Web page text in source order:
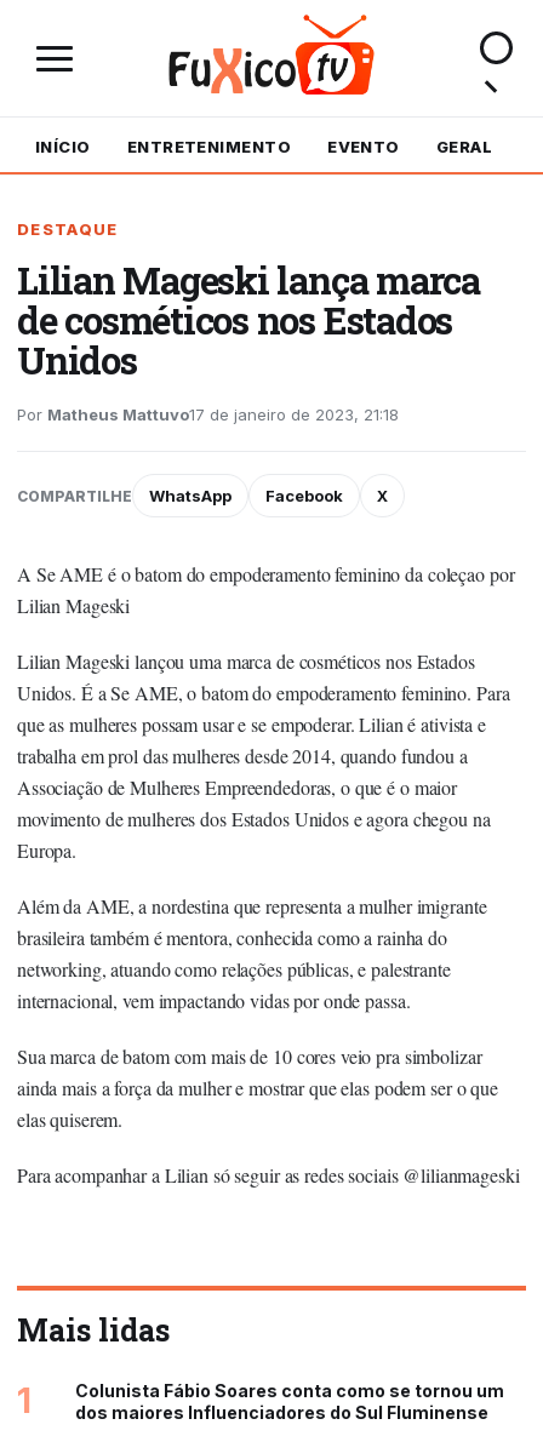
INÍCIO ENTRETENIMENTO EVENTO GERAL
DESTAQUE
Lilian Mageski lança marca
de cosméticos nos Estados
Unidos
Por Matheus Mattuvo17 de janeiro de 2023, 21:18
COMPARTILHE WhatsApp Facebook X
A Se AME é o batom do empoderamento feminino da coleçao por
Lilian Mageski
Lilian Mageski lançou uma marca de cosméticos nos Estados
Unidos. É a Se AME, o batom do empoderamento feminino. Para
que as mulheres possam usar e se empoderar. Lilian é ativista e
trabalha em prol das mulheres desde 2014, quando fundou a
Associação de Mulheres Empreendedoras, o que é o maior
movimento de mulheres dos Estados Unidos e agora chegou na
Europa.
Além da AME, a nordestina que representa a mulher imigrante
brasileira também é mentora, conhecida como a rainha do
networking, atuando como relações públicas, e palestrante
internacional, vem impactando vidas por onde passa.
Sua marca de batom com mais de 10 cores veio pra simbolizar
ainda mais a força da mulher e mostrar que elas podem ser o que
elas quiserem.
Para acompanhar a Lilian só seguir as redes sociais @lilianmageski
Mais lidas
1
Colunista Fábio Soares conta como se tornou um
dos maiores Influenciadores do Sul Fluminense